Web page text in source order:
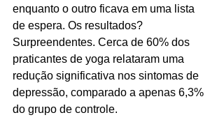
enquanto o outro ficava em uma lista
de espera. Os resultados?
Surpreendentes. Cerca de 60% dos
praticantes de yoga relataram uma
redução significativa nos sintomas de
depressão, comparado a apenas 6,3%
do grupo de controle.